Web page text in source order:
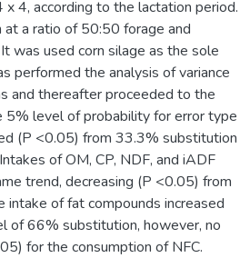
x 4, according to the lactation period.
at a ratio of 50:50 forage and
was used corn silage as the sole
performed the analysis of variance
and thereafter proceeded to the
level of probability for error type
(P <0.05) from 33.3% substitution
of OM, CP, NDF, and iADF
trend, decreasing (P <0.05) from
of fat compounds increased
of 66% substitution, however, no
for the consumption of NFC.